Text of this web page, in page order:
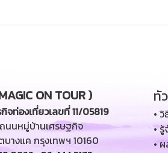
ON TOUR )
ท่องเที่ยวเลขที่ 11/05819
นนหมู่บ้านเศรษฐกิจ
บางแค กรุงเทพฯ 10160
ทั
•
• รู้
•